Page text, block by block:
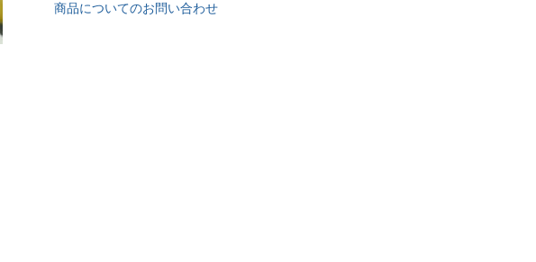
商品についてのお問い合わせ